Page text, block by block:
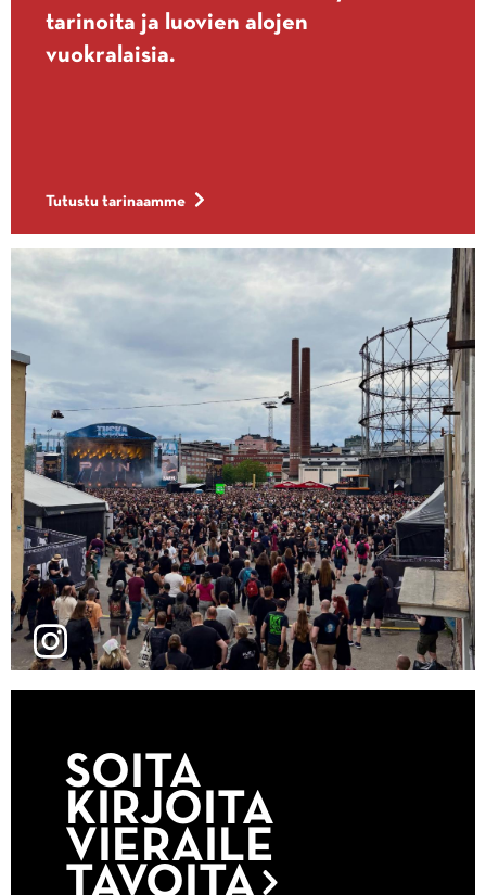
tarinoita ja luovien alojen
vuokralaisia.
Tutustu tarinaamme
SOITA
KIRJOITA
VIERAILE
TAVOITA